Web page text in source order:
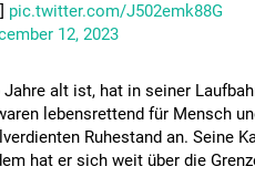
pic.twitter.com/J502emk88G
12, 2023
alt ist, hat in seiner
lebensrettend für Mensch
Ruhestand an. Seine
hat er sich weit über die